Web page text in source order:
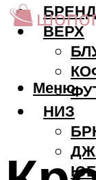
ВЕРХ
НИЗ
Меню